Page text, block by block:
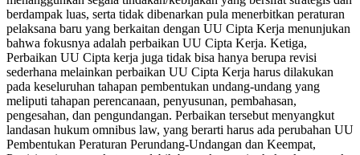
berdampak luas, serta tidak dibenarkan pula menerbitkan peraturan
pelaksana baru yang berkaitan dengan UU Cipta Kerja menunjukan
bahwa fokusnya adalah perbaikan UU Cipta Kerja. Ketiga,
Perbaikan UU Cipta kerja juga tidak bisa hanya berupa revisi
sederhana melainkan perbaikan UU Cipta Kerja harus dilakukan
pada keseluruhan tahapan pembentukan undang-undang yang
meliputi tahapan perencanaan, penyusunan, pembahasan,
pengesahan, dan pengundangan. Perbaikan tersebut menyangkut
landasan hukum omnibus law, yang berarti harus ada perubahan UU
Pembentukan Peraturan Perundang-Undangan dan Keempat,